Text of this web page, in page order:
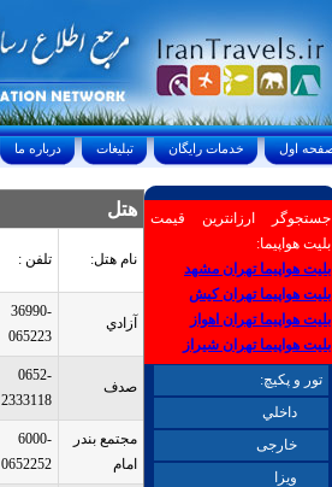
درباره ما تبليغات خدمات رايگان
هتل
نام هتل: تلفن :
آزادي
36990-
065223
صدف
0652-
2333118
مجتمع بندر
امام
6000-
0652252
جستجوگر ارزانترین قیمت
بلیت هواپیما:
بلیت هواپیما تهران مشهد
بلیت هواپیما تهران کیش
بلیت هواپیما تهران اهواز
بلیت هواپیما تهران شیراز
تور و پکیچ:
داخلي
خارجی
ويزا